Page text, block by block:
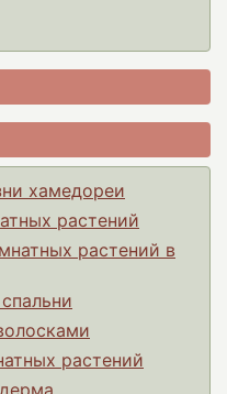
хамедореи
растений
растений в
растений